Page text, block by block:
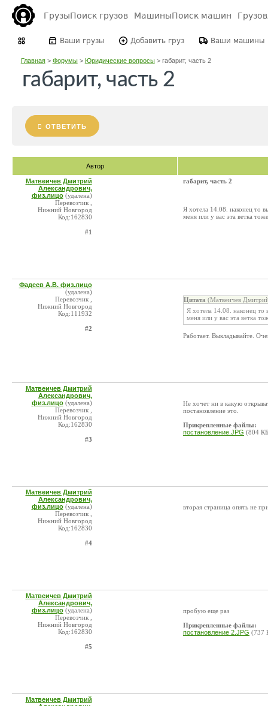
ГрузыПоиск грузов МашиныПоиск машин
Ваши грузы Добавить груз Ваши машины
Главная> Форумы> Юридические вопросы> габарит, часть 2
габарит, часть 2
ОТВЕТИТЬ
Автор
Матвеичев Дмитрий
Александрович,
физ.лицо (удалена)
Перевозчик ,
Нижний Новгород
Код:162830
#1
габарит, часть 2
Я хотела 14.08. наконец то
меня или у вас эта ветка
Фадеев А.В. физ.лицо
(удалена)
Перевозчик ,
Нижний Новгород
Код:111932
#2
Цитата (Матвеичев
Я хотела 14.08. наконец то
меня или у вас эта ветка
Работает. Выкладывайте.
Матвеичев Дмитрий
Александрович,
физ.лицо (удалена)
Перевозчик ,
Нижний Новгород
Код:162830
#3
Не хочет ни в какую
постановление это.
Прикрепленные файлы:
постановление.JPG (804
Матвеичев Дмитрий
Александрович,
физ.лицо (удалена)
Перевозчик ,
Нижний Новгород
Код:162830
#4
вторая страница опять не
Матвеичев Дмитрий
Александрович,
физ.лицо (удалена)
Перевозчик ,
Нижний Новгород
Код:162830
#5
пробую еще раз
Прикрепленные файлы:
постановление 2.JPG (737
Матвеичев Дмитрий